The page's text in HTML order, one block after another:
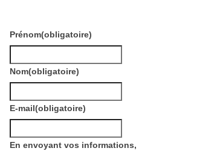
Prénom(obligatoire)
Nom(obligatoire)
E-mail(obligatoire)
En envoyant vos informations,